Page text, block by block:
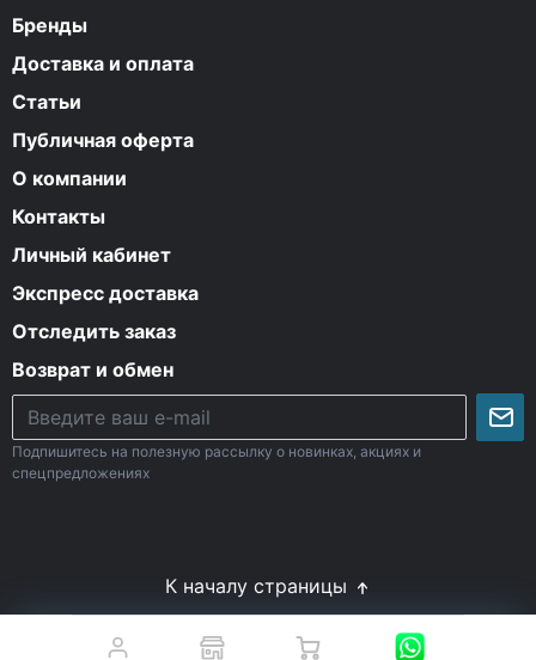
Бренды
Доставка и оплата
Статьи
Публичная оферта
О компании
Контакты
Личный кабинет
Экспресс доставка
Отследить заказ
Возврат и обмен
Подпишитесь на полезную рассылку о новинках, акциях и
спецпредложениях
К началу страницы
© Все права защищены. 2009-2026 Energy-Body.ru